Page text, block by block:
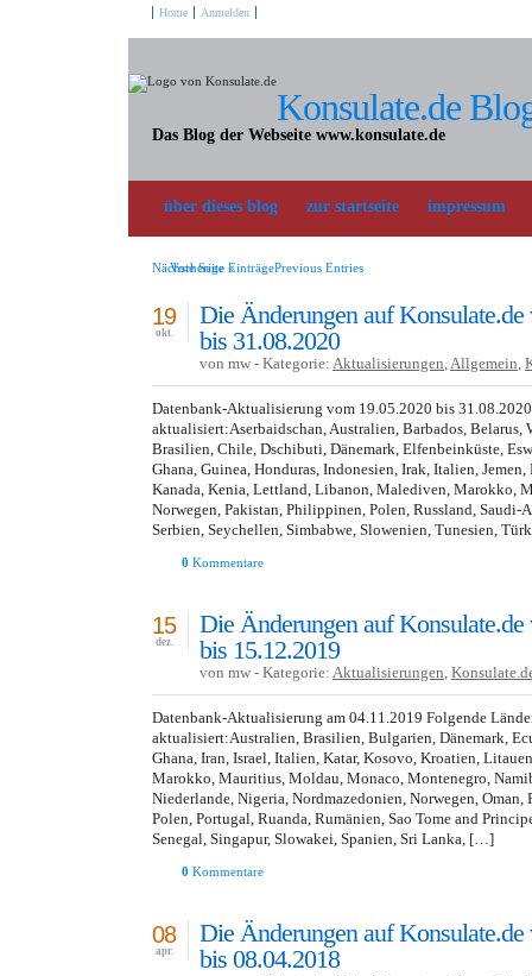
Konsulate.de
Das Blog der Webseite www.konsulate.de
Home Anmelden
über dieses blog zur startseite impressum
Vorherige EinträgePrevious Entries
Nächste Seite »
Die Änderungen auf
bis 31.08.2020
19
okt.
von mw - Kategorie: Aktualisierungen,Allgemein,
Datenbank-Aktualisierung vom 19.05.2020 bis
aktualisiert:Aserbaidschan, Australien, Barbados, Belarus,
Brasilien, Chile, Dschibuti, Dänemark, Elfenbeinküste,
Ghana, Guinea, Honduras, Indonesien, Irak, Italien,
Kanada, Kenia, Lettland, Libanon, Malediven, Marokko,
Norwegen, Pakistan, Philippinen, Polen, Russland, Saudi-
Serbien, Seychellen, Simbabwe, Slowenien, Tunesien,
0 Kommentare
Die Änderungen auf
bis 15.12.2019
15
dez.
von mw - Kategorie: Aktualisierungen,
Datenbank-Aktualisierung am 04.11.2019 Folgende
aktualisiert:Australien, Brasilien, Bulgarien, Dänemark,
Ghana, Iran, Israel, Italien, Katar, Kosovo, Kroatien,
Marokko, Mauritius, Moldau, Monaco, Montenegro,
Niederlande, Nigeria, Nordmazedonien, Norwegen, Oman,
Polen, Portugal, Ruanda, Rumänien, Sao Tome and
Senegal, Singapur, Slowakei, Spanien, Sri Lanka, […]
0 Kommentare
Die Änderungen auf
bis 08.04.2018
08
apr.